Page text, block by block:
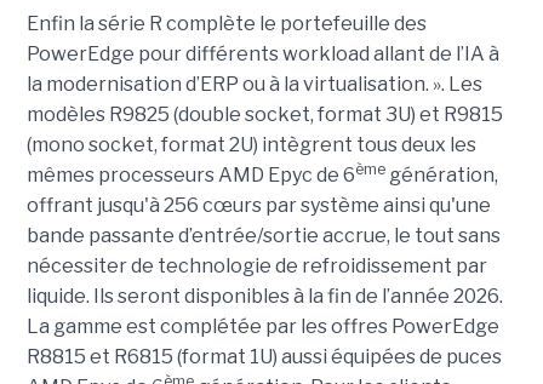
Enfin la série R complète le portefeuille des
PowerEdge pour différents workload allant de l’IA à
la modernisation d’ERP ou à la virtualisation. ». Les
modèles R9825 (double socket, format 3U) et R9815
(mono socket, format 2U) intègrent tous deux les
mêmes processeurs AMD Epyc de 6èmegénération,
offrant jusqu'à 256 cœurs par système ainsi qu'une
bande passante d’entrée/sortie accrue, le tout sans
nécessiter de technologie de refroidissement par
liquide. Ils seront disponibles à la fin de l’année 2026.
La gamme est complétée par les offres PowerEdge
R8815 et R6815 (format 1U) aussi équipées de puces